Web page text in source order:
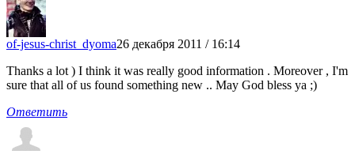
of-jesus-christ_dyoma26 декабря 2011 / 16:14
Thanks a lot ) I think it was really good information . Moreover , I'm
sure that all of us found something new .. May God bless ya ;)
Ответить